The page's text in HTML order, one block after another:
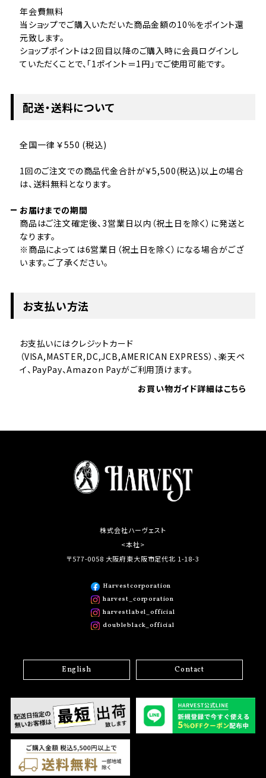
年会費無料
当ショップでご購入いただいた商品金額の10％をポイント還
元致します。
ショップポイントは２回目以降のご購入時に会員ログインし
ていただくことで、「1ポイント＝1円」でご使用可能です。
配送・送料について
全国一律 ￥550 (税込)
1回のご注文での商品代金合計が￥5,500(税込)以上の場合
は、送料無料となります。
お届けまでの期間
商品はご注文確定後、3営業日以内（祝土日を除く）に発送と
なります。
※商品によっては6営業日（祝土日を除く）になる場合がござ
います。ご了承ください。
お支払い方法
お支払いにはクレジットカード
（VISA,MASTER,DC,JCB,AMERICAN EXPRESS）、楽天ペ
イ、PayPay、Amazon Payがご利用頂けます。
お買い物ガイド詳細はこちら
株式会社ハーヴェスト
<本社>
〒577-0058 大阪府東大阪市足代北 1-18-3
Harvestcorporation
harvest_corporation
harvestlabel_official
doubleblack_official
English Contact